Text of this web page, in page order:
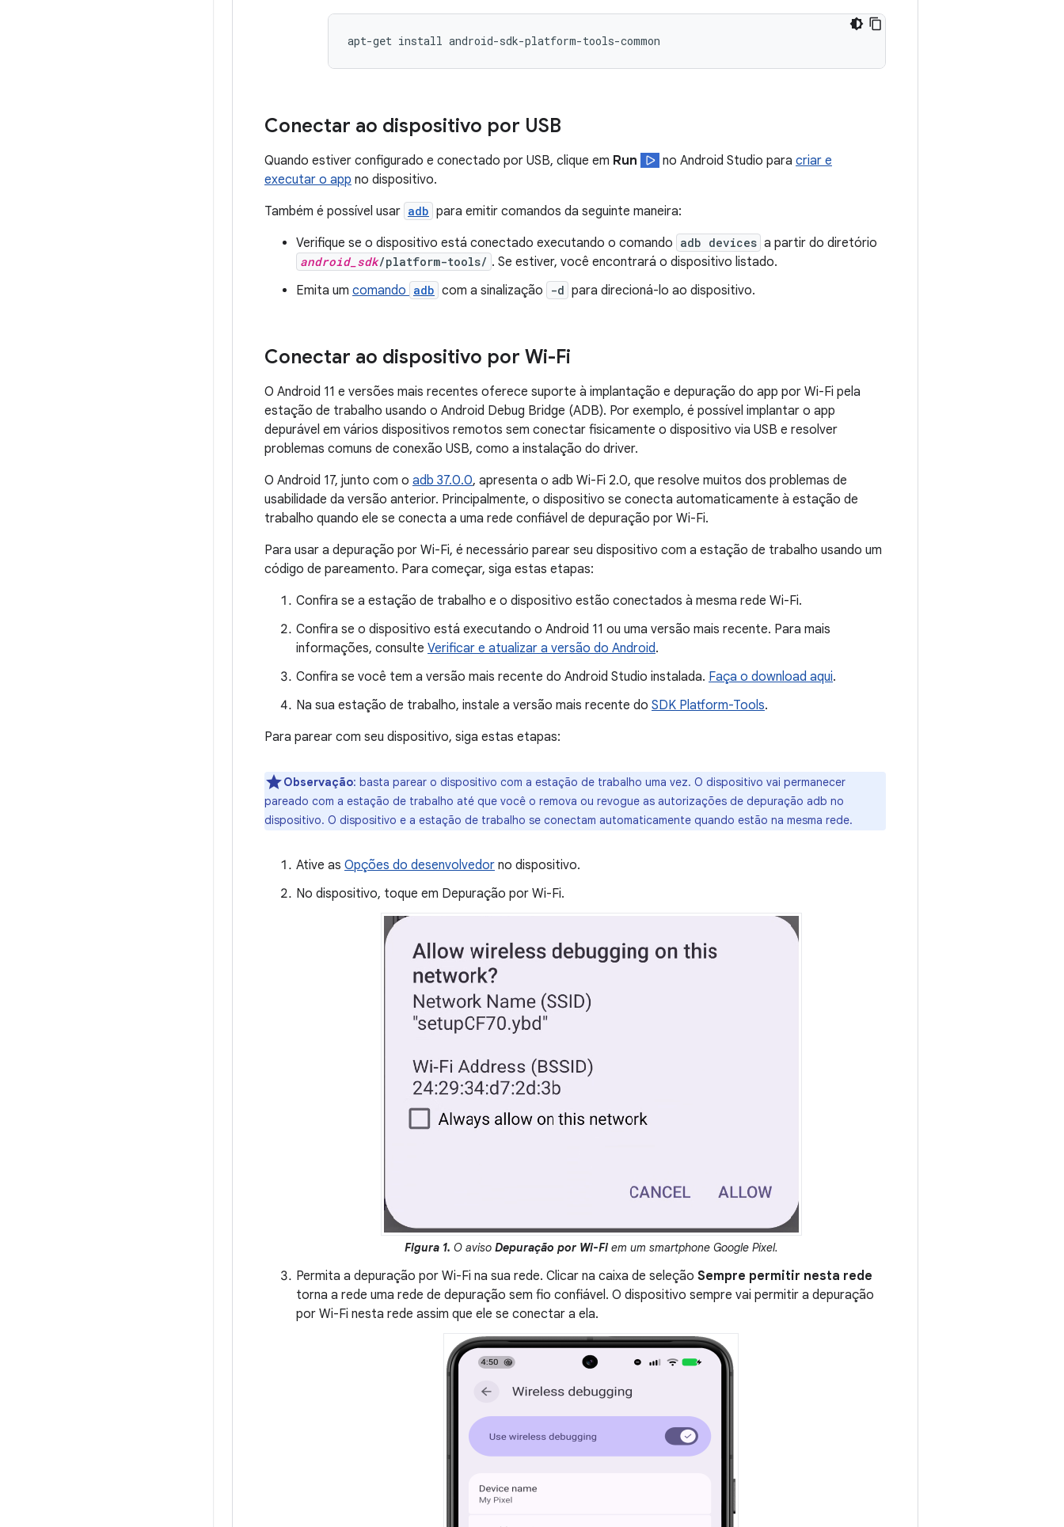
Conectar ao dispositivo por USB
Quando estiver configurado e conectado por USB, clique em Run no Android Studio para criar e
executar o app no dispositivo.
Também é possível usar adb para emitir comandos da seguinte maneira:
Verifique se o dispositivo está conectado executando o comando adb devices a partir do diretório
android_sdk/platform-tools/ . Se estiver, você encontrará o dispositivo listado.
Emita um comando adb com a sinalização -d para direcioná-lo ao dispositivo.
Conectar ao dispositivo por Wi-Fi
O Android 11 e versões mais recentes oferece suporte à implantação e depuração do app por Wi-Fi pela
estação de trabalho usando o Android Debug Bridge (ADB). Por exemplo, é possível implantar o app
depurável em vários dispositivos remotos sem conectar fisicamente o dispositivo via USB e resolver
problemas comuns de conexão USB, como a instalação do driver.
O Android 17, junto com o adb 37.0.0, apresenta o adb Wi-Fi 2.0, que resolve muitos dos problemas de
usabilidade da versão anterior. Principalmente, o dispositivo se conecta automaticamente à estação de
trabalho quando ele se conecta a uma rede confiável de depuração por Wi-Fi.
Para usar a depuração por Wi-Fi, é necessário parear seu dispositivo com a estação de trabalho usando um
código de pareamento. Para começar, siga estas etapas:
Confira se a estação de trabalho e o dispositivo estão conectados à mesma rede Wi-Fi.
Confira se o dispositivo está executando o Android 11 ou uma versão mais recente. Para mais
informações, consulte Verificar e atualizar a versão do Android.
Confira se você tem a versão mais recente do Android Studio instalada. Faça o download aqui.
Na sua estação de trabalho, instale a versão mais recente do SDK Platform-Tools.
Para parear com seu dispositivo, siga estas etapas:
Observação: basta parear o dispositivo com a estação de trabalho uma vez. O dispositivo vai permanecer
pareado com a estação de trabalho até que você o remova ou revogue as autorizações de depuração adb no
dispositivo. O dispositivo e a estação de trabalho se conectam automaticamente quando estão na mesma rede.
Ative as Opções do desenvolvedor no dispositivo.
No dispositivo, toque em Depuração por Wi-Fi.
Figura 1. O aviso Depuração por Wi-Fiem um smartphone Google Pixel.
Permita a depuração por Wi-Fi na sua rede. Clicar na caixa de seleção Sempre permitir nesta rede
torna a rede uma rede de depuração sem fio confiável. O dispositivo sempre vai permitir a depuração
por Wi-Fi nesta rede assim que ele se conectar a ela.